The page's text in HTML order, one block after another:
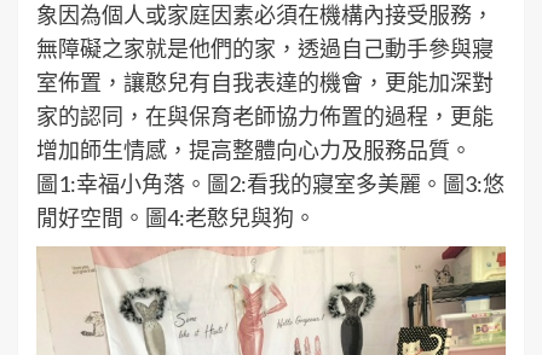
象因為個人或家庭因素必須在機構內接受服務，
無障礙之家就是他們的家，透過自己動手參與寢
室佈置，讓憨兒有自我表達的機會，更能加深對
家的認同，在與保育老師協力佈置的過程，更能
增加師生情感，提高整體向心力及服務品質。
圖1:幸福小角落。圖2:看我的寢室多美麗。圖3:悠
閒好空間。圖4:老憨兒與狗。